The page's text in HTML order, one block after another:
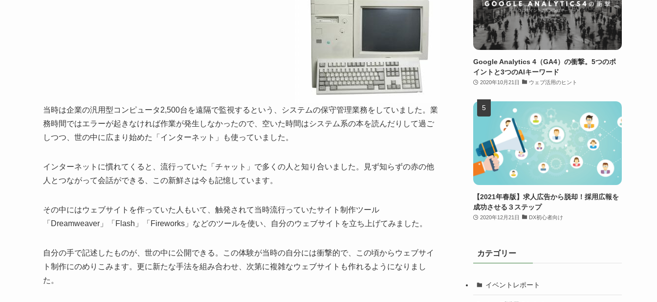
当時は企業の汎用型コンピュータ2,500台を遠隔で監視するという、システムの保守管理業務をしていました。業
務時間ではエラーが起きなければ作業が発生しなかったので、空いた時間はシステム系の本を読んだりして過ご
しつつ、世の中に広まり始めた「インターネット」も使っていました。
インターネットに慣れてくると、流行っていた「チャット」で多くの人と知り合いました。見ず知らずの赤の他
人とつながって会話ができる、この新鮮さは今も記憶しています。
その中にはウェブサイトを作っていた人もいて、触発されて当時流行っていたサイト制作ツール
「Dreamweaver」「Flash」「Fireworks」などのツールを使い、自分のウェブサイトを立ち上げてみました。
自分の手で記述したものが、世の中に公開できる。この体験が当時の自分には衝撃的で、この頃からウェブサイ
ト制作にのめりこみます。更に新たな手法を組み合わせ、次第に複雑なウェブサイトも作れるようになりまし
た。
Google Analytics 4（GA4）の衝撃。5つのポ
イントと3つのAIキーワード
2020年10月21日 ウェブ活用のヒント
【2021年春版】求人広告から脱却！採用広報を
成功させる３ステップ
2020年12月21日 DX初心者向け
カテゴリー
イベントレポート